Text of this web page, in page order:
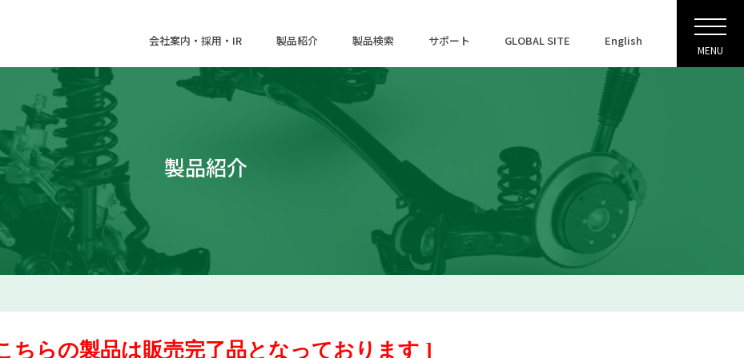
会社案内・採用・IR 製品紹介 製品検索 サポート GLOBAL SITE English
MENU
製品紹介
ちらの製品は販売完了品となっております ]